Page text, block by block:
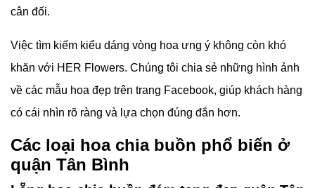
cân đối.
Việc tìm kiếm kiểu dáng vòng hoa ưng ý không còn khó
khăn với HER Flowers. Chúng tôi chia sẻ những hình ảnh
về các mẫu hoa đẹp trên trang Facebook, giúp khách hàng
có cái nhìn rõ ràng và lựa chọn đúng đắn hơn.
Các loại hoa chia buồn phổ biến ở
quận Tân Bình